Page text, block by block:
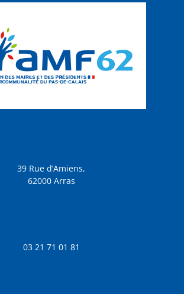
39 Rue d’Amiens,
62000 Arras
03 21 71 01 81